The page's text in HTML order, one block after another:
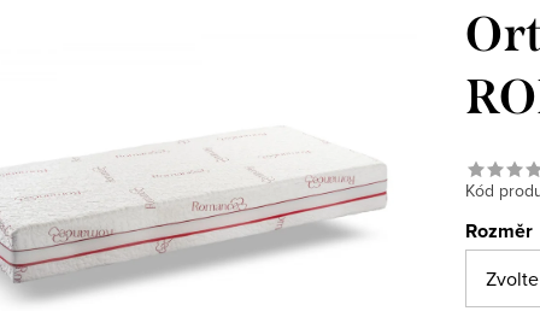
Kód
Rozměr